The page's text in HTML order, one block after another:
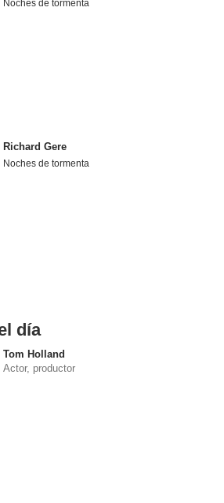
Noches de tormenta
Richard Gere
Noches de tormenta
día
Tom Holland
Actor, productor